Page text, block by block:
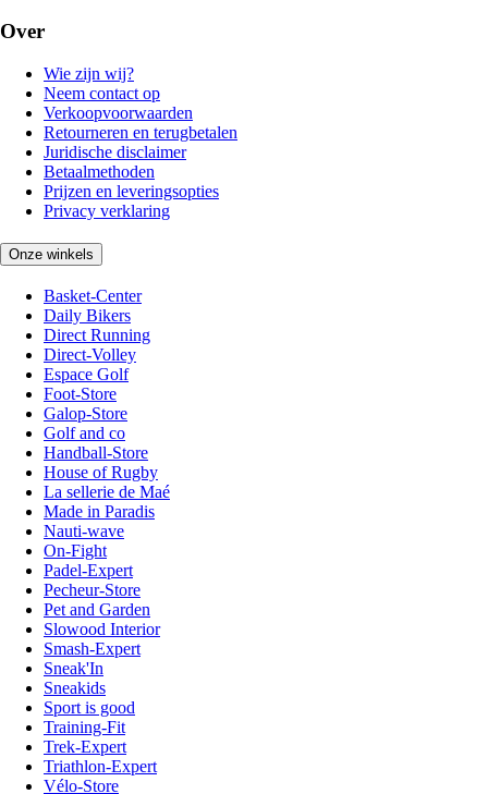
Over
Wie zijn wij?
Neem contact op
Verkoopvoorwaarden
Retourneren en terugbetalen
Juridische disclaimer
Betaalmethoden
Prijzen en leveringsopties
Privacy verklaring
Onze winkels
Basket-Center
Daily Bikers
Direct Running
Direct-Volley
Espace Golf
Foot-Store
Galop-Store
Golf and co
Handball-Store
House of Rugby
La sellerie de Maé
Made in Paradis
Nauti-wave
On-Fight
Padel-Expert
Pecheur-Store
Pet and Garden
Slowood Interior
Smash-Expert
Sneak'In
Sneakids
Sport is good
Training-Fit
Trek-Expert
Triathlon-Expert
Vélo-Store